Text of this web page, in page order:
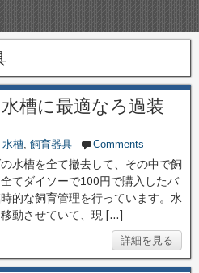
槽に最適なろ過装
水槽, 飼育器具 Comments
水槽を全て撤去して、その中で飼
てダイソーで100円で購入したバ
的な飼育管理を行っています。水
動させていて、現 […]
詳細を見る